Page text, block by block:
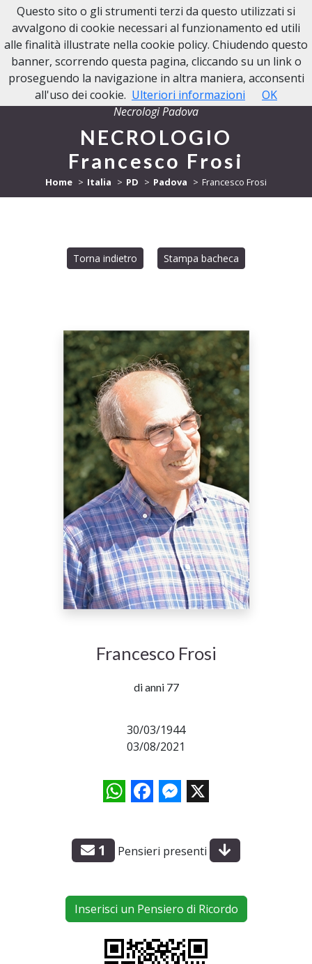
NECROLOGI PADOVA
Necrologi Padova
NECROLOGIO
Francesco Frosi
Home Italia PD Padova Francesco Frosi
Torna indietro Stampa bacheca
Francesco Frosi
di anni 77
30/03/1944
03/08/2021
WhatsAppFacebookMessenger
X
1 Pensieri presenti
Inserisci un Pensiero di Ricordo
Questo sito o gli strumenti terzi da questo utilizzati si
avvalgono di cookie necessari al funzionamento ed utili
alle finalità illustrate nella cookie policy. Chiudendo questo
banner, scorrendo questa pagina, cliccando su un link o
proseguendo la navigazione in altra maniera, acconsenti
all'uso dei cookie. Ulteriori informazioni OK